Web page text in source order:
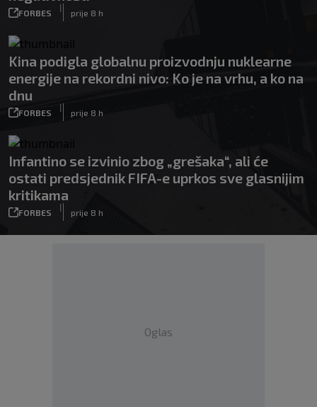
FORBES
|
prije 8 h
Kina podigla globalnu proizvodnju nuklearne
energije na rekordni nivo: Ko je na vrhu, a ko na
dnu
FORBES
|
prije 8 h
Infantino se izvinio zbog „grešaka“, ali će
ostati predsjednik FIFA-e uprkos sve glasnijim
kritikama
FORBES
|
prije 8 h
Oglas